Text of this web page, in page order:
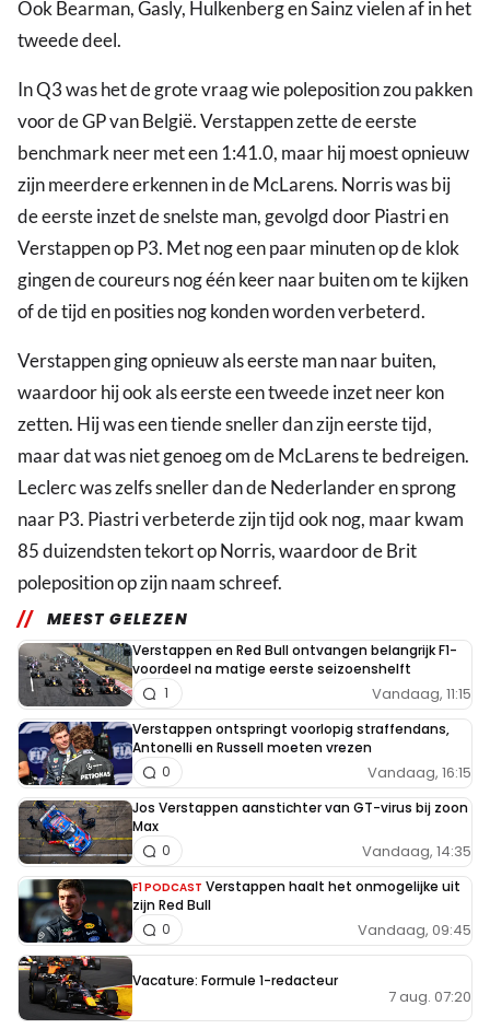
Ook Bearman, Gasly, Hulkenberg en Sainz vielen af in het
tweede deel.
In Q3 was het de grote vraag wie poleposition zou pakken
voor de GP van België. Verstappen zette de eerste
benchmark neer met een 1:41.0, maar hij moest opnieuw
zijn meerdere erkennen in de McLarens. Norris was bij
de eerste inzet de snelste man, gevolgd door Piastri en
Verstappen op P3. Met nog een paar minuten op de klok
gingen de coureurs nog één keer naar buiten om te kijken
of de tijd en posities nog konden worden verbeterd.
Verstappen ging opnieuw als eerste man naar buiten,
waardoor hij ook als eerste een tweede inzet neer kon
zetten. Hij was een tiende sneller dan zijn eerste tijd,
maar dat was niet genoeg om de McLarens te bedreigen.
Leclerc was zelfs sneller dan de Nederlander en sprong
naar P3. Piastri verbeterde zijn tijd ook nog, maar kwam
85 duizendsten tekort op Norris, waardoor de Brit
poleposition op zijn naam schreef.
MEEST GELEZEN
Verstappen en Red Bull ontvangen belangrijk F1-
voordeel na matige eerste seizoenshelft
Vandaag, 11:15
1
Verstappen ontspringt voorlopig straffendans,
Antonelli en Russell moeten vrezen
Vandaag, 16:15
0
Jos Verstappen aanstichter van GT-virus bij zoon
Max
Vandaag, 14:35
0
F1 PODCAST Verstappen haalt het onmogelijke uit
zijn Red Bull
Vandaag, 09:45
0
Vacature: Formule 1-redacteur
7 aug. 07:20